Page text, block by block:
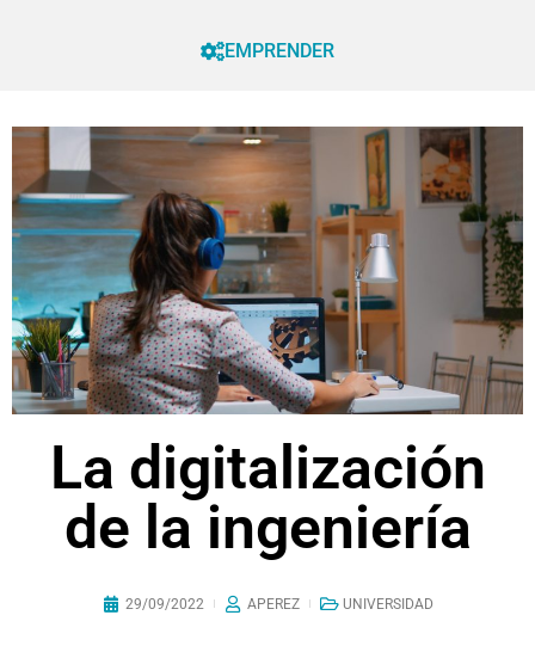
EMPRENDER
La digitalización
de la ingeniería
29/09/2022 APEREZ UNIVERSIDAD